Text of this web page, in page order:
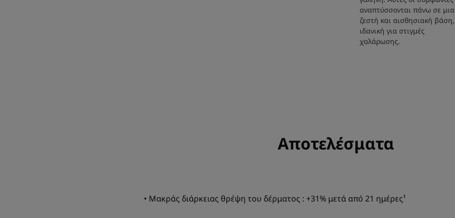
αναπτύσσονται πάνω σε μια
ζεστή και αισθησιακή βάση,
ιδανική για στιγμές
χαλάρωσης.
Αποτελέσματα
• Μακράς διάρκειας θρέψη του δέρματος : +31% μετά από 21 ημέρες¹